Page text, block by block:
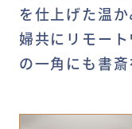
を仕上げた温
婦共にリモー
の一角にも書斎